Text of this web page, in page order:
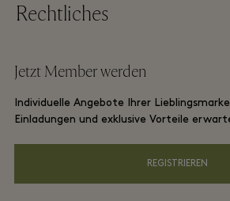
Karriere
App herunterladen
Shopping Card
FAQs
Gruppenbuchung
Rechtliches
Allgemeine Geschäftsbedingungen für
Datenschutzrichtlinien
Jetzt Member werden
Individuelle Angebote Ihrer
Einladungen und exklusive Vorteile
REGISTRIEREN